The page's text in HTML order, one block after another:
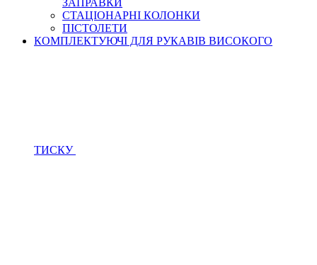
ЗАПРАВКИ
СТАЦІОНАРНІ КОЛОНКИ
ПІСТОЛЕТИ
КОМПЛЕКТУЮЧІ ДЛЯ РУКАВІВ ВИСОКОГО
ТИСКУ